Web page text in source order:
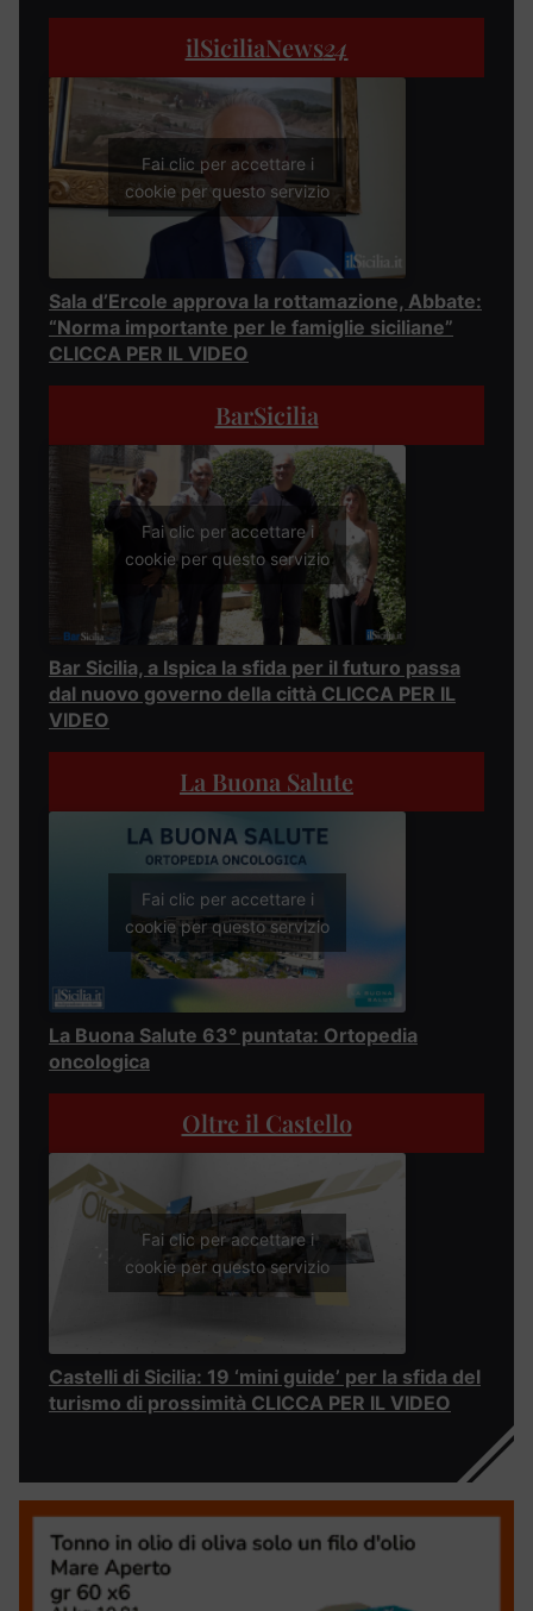
ilSiciliaNews24
Fai clic per accettare i
cookie per questo servizio
Sala d’Ercole approva la rottamazione, Abbate:
“Norma importante per le famiglie siciliane”
CLICCA PER IL VIDEO
BarSicilia
Fai clic per accettare i
cookie per questo servizio
Bar Sicilia, a Ispica la sfida per il futuro passa
dal nuovo governo della città CLICCA PER IL
VIDEO
La Buona Salute
Fai clic per accettare i
cookie per questo servizio
La Buona Salute 63° puntata: Ortopedia
oncologica
Oltre il Castello
Fai clic per accettare i
cookie per questo servizio
Castelli di Sicilia: 19 ‘mini guide’ per la sfida del
turismo di prossimità CLICCA PER IL VIDEO